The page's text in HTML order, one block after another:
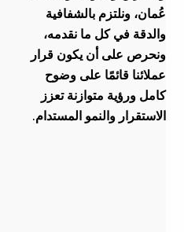
عُمان، ونلتزم بالشفافية
والدقة في كل ما نقدمه،
ونحرص على أن يكون قرار
عملائنا قائمًا على وضوح
كامل ورؤية متوازنة تعزز
الاستقرار والنمو المستدام.